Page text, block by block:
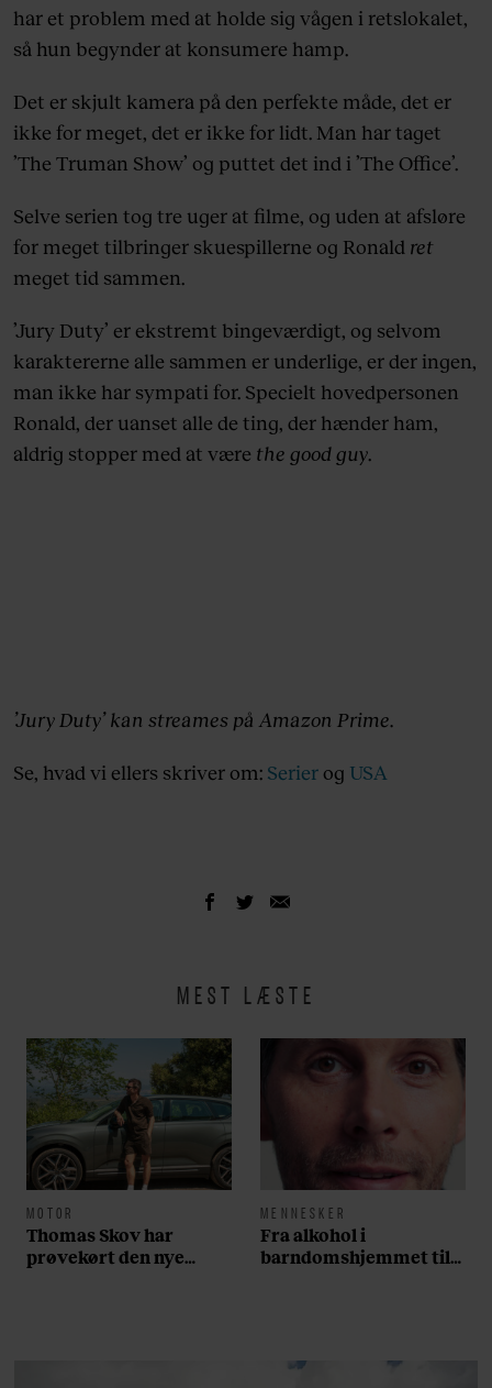
har et problem med at holde sig vågen i retslokalet,
så hun begynder at konsumere hamp.
Det er skjult kamera på den perfekte måde, det er
ikke for meget, det er ikke for lidt. Man har taget
’The Truman Show’ og puttet det ind i ’The Office’.
Selve serien tog tre uger at filme, og uden at afsløre
for meget tilbringer skuespillerne og Ronald ret
meget tid sammen.
’Jury Duty’ er ekstremt bingeværdigt, og selvom
karaktererne alle sammen er underlige, er der ingen,
man ikke har sympati for. Specielt hovedpersonen
Ronald, der uanset alle de ting, der hænder ham,
aldrig stopper med at være the good guy.
’Jury Duty’ kan streames på Amazon Prime.
Se, hvad vi ellers skriver om: Serier og USA
MEST LÆSTE
MOTOR
Thomas Skov har
prøvekørt den nye
MENNESKER
Fra alkohol i
barndomshjemmet til